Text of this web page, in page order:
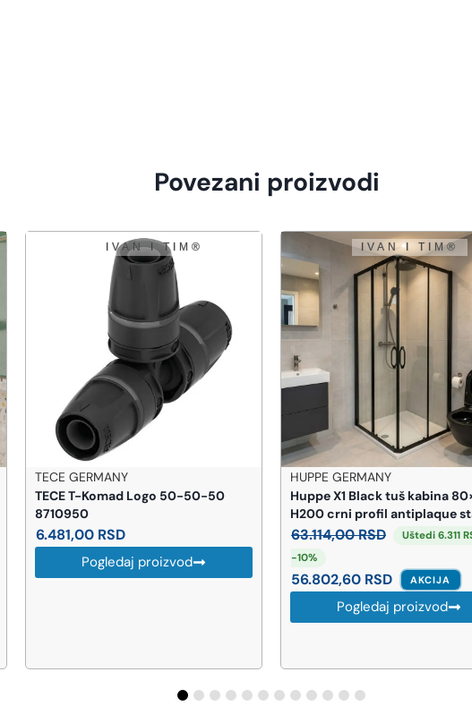
Povezani proizvodi
HUPPE GERMANY
Huppe X1 Black tuš kabina 80×80
H200 crni profil antiplaque staklo
63.114,00RSD
56.802,60RSD AKCIJA
BEMETA
BEMETA Hotel podni stoper
(101218015)
1.604,00RSD